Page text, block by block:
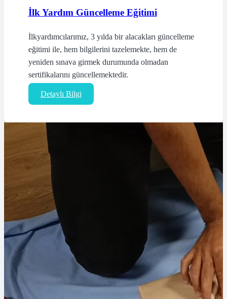
İlk Yardım Güncelleme Eğitimi
İlkyardımcılarımız, 3 yılda bir alacakları güncelleme
eğitimi ile, hem bilgilerini tazelemekte, hem de
yeniden sınava girmek durumunda olmadan
sertifikalarını güncellemektedir.
Detaylı Bilgi